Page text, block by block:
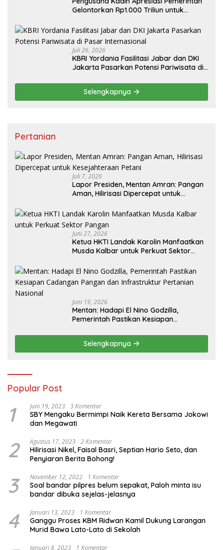
Gelontorkan Rp1.000 Triliun untuk
Juli 26, 2026
KBRI Yordania Fasilitasi Jabar dan DKI
Jakarta Pasarkan Potensi Pariwisata di
Selengkapnya
Pertanian
Juli 7, 2026
Lapor Presiden, Mentan Amran: Pangan
Aman, Hilirisasi Dipercepat untuk
Juni 27, 2026
Ketua HKTI Landak Karolin Manfaatkan
Musda Kalbar untuk Perkuat Sektor
Juni 19, 2026
Mentan: Hadapi El Nino Godzilla,
Pemerintah Pastikan Kesiapan
Pertanian Nasional
Selengkapnya
Popular Post
1 Juni 19, 2023 3 Komentar
SBY Mengaku Bermimpi Naik Kereta Bersama Jokowi
dan Megawati
2 Agustus 17, 2023 2 Komentar
Hilirisasi Nikel, Faisal Basri, Septian Hario Seto, dan
Penyiaran Berita Bohong!
3 November 12, 2022 1 Komentar
Soal bandar pilpres belum sepakat, Paloh minta isu
bandar dibuka sejelas-jelasnya
4 Januari 13, 2023 1 Komentar
Ganggu Proses KBM Ridwan Kamil Dukung Larangan
Murid Bawa Lato-Lato di Sekolah
Januari 8, 2023 1 Komentar